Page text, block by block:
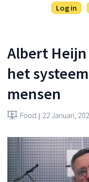
Log in
Albert
het
mensen
Food 22 Januari,